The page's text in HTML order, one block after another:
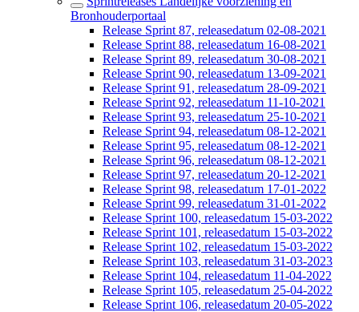
Bronhouderportaal
Release Sprint 87, releasedatum 02-08-2021
Release Sprint 88, releasedatum 16-08-2021
Release Sprint 89, releasedatum 30-08-2021
Release Sprint 90, releasedatum 13-09-2021
Release Sprint 91, releasedatum 28-09-2021
Release Sprint 92, releasedatum 11-10-2021
Release Sprint 93, releasedatum 25-10-2021
Release Sprint 94, releasedatum 08-12-2021
Release Sprint 95, releasedatum 08-12-2021
Release Sprint 96, releasedatum 08-12-2021
Release Sprint 97, releasedatum 20-12-2021
Release Sprint 98, releasedatum 17-01-2022
Release Sprint 99, releasedatum 31-01-2022
Release Sprint 100, releasedatum 15-03-2022
Release Sprint 101, releasedatum 15-03-2022
Release Sprint 102, releasedatum 15-03-2022
Release Sprint 103, releasedatum 31-03-2023
Release Sprint 104, releasedatum 11-04-2022
Release Sprint 105, releasedatum 25-04-2022
Release Sprint 106, releasedatum 20-05-2022